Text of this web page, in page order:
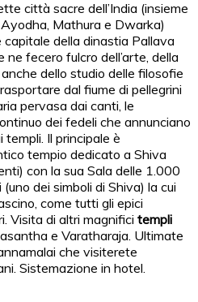
città sacre dell’India (insieme
Mathura e Dwarka)
della dinastia Pallava
ne fecero fulcro dell’arte, della
dello studio delle filosofie
dal fiume di pellegrini
pervasa dai canti, le
dei fedeli che annunciano
templi. Il principale è
tempio dedicato a Shiva
con la sua Sala delle 1.000
dei simboli di Shiva) la cui
come tutti gli epici
Visita di altri magnifici templi
e Varatharaja. Ultimate
che visiterete
Sistemazione in hotel.